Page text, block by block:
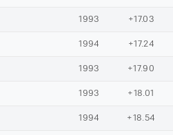
1993 +17.03
1994 +17.24
1993 +17.90
1993 +18.01
1994 +18.54